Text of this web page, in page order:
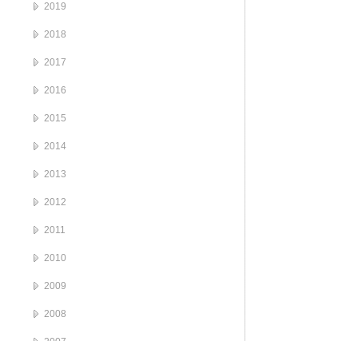
2019
2018
2017
2016
2015
2014
2013
2012
2011
2010
2009
2008